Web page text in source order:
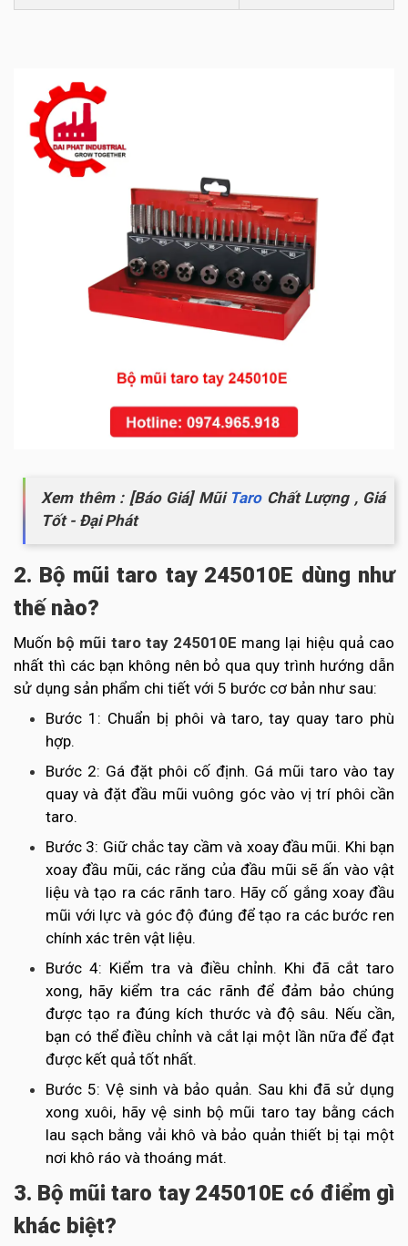
Xem thêm : [Báo Giá] Mũi TaroChất Lượng , Giá
Tốt - Đại Phát
2. Bộ mũi taro tay 245010E dùng như
thế nào?
Muốn bộ mũi taro tay 245010E mang lại hiệu quả cao
nhất thì các bạn không nên bỏ qua quy trình hướng dẫn
sử dụng sản phẩm chi tiết với 5 bước cơ bản như sau:
Bước 1: Chuẩn bị phôi và taro, tay quay taro phù
hợp.
Bước 2: Gá đặt phôi cố định. Gá mũi taro vào tay
quay và đặt đầu mũi vuông góc vào vị trí phôi cần
taro.
Bước 3: Giữ chắc tay cầm và xoay đầu mũi. Khi bạn
xoay đầu mũi, các răng của đầu mũi sẽ ấn vào vật
liệu và tạo ra các rãnh taro. Hãy cố gắng xoay đầu
mũi với lực và góc độ đúng để tạo ra các bước ren
chính xác trên vật liệu.
Bước 4: Kiểm tra và điều chỉnh. Khi đã cắt taro
xong, hãy kiểm tra các rãnh để đảm bảo chúng
được tạo ra đúng kích thước và độ sâu. Nếu cần,
bạn có thể điều chỉnh và cắt lại một lần nữa để đạt
được kết quả tốt nhất.
Bước 5: Vệ sinh và bảo quản. Sau khi đã sử dụng
xong xuôi, hãy vệ sinh bộ mũi taro tay bằng cách
lau sạch bằng vải khô và bảo quản thiết bị tại một
nơi khô ráo và thoáng mát.
3. Bộ mũi taro tay 245010E có điểm gì
khác biệt?